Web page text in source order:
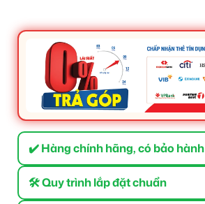
✔️ Hàng chính hãng, có bảo hành
🛠 Quy trình lắp đặt chuẩn